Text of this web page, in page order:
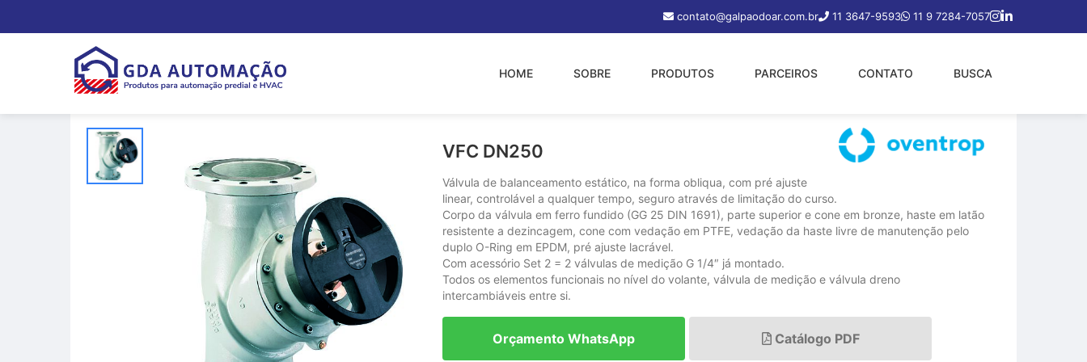
contato@galpaodoar.com.br 11 3647-9593 11 9 7284-7057
HOME SOBRE PRODUTOS PARCEIROS CONTATO BUSCA
Esse produto faz parte da categoria: Válvula de Balanceamento Estático
Home | Válvula de Balanceamento Estático
VFC DN250
Válvula de balanceamento estático, na forma obliqua, com pré ajuste
linear, controlável a qualquer tempo, seguro através de limitação do curso.
Corpo da válvula em ferro fundido (GG 25 DIN 1691), parte superior e cone em bronze, haste em latão
resistente a dezincagem, cone com vedação em PTFE, vedação da haste livre de manutenção pelo
duplo O-Ring em EPDM, pré ajuste lacrável.
Com acessório Set 2 = 2 válvulas de medição G 1/4″ já montado.
Todos os elementos funcionais no nível do volante, válvula de medição e válvula dreno
intercambiáveis entre si.
Orçamento WhatsApp Catálogo PDF